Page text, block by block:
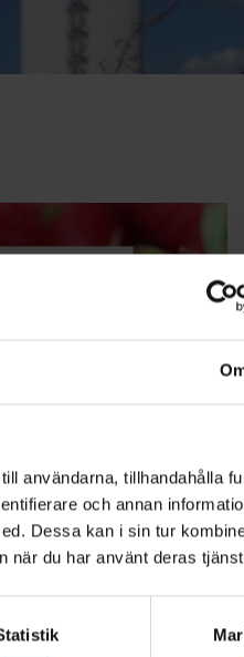
användarna, tillhandahålla
och annan
Dessa kan i sin tur
när du har använt deras